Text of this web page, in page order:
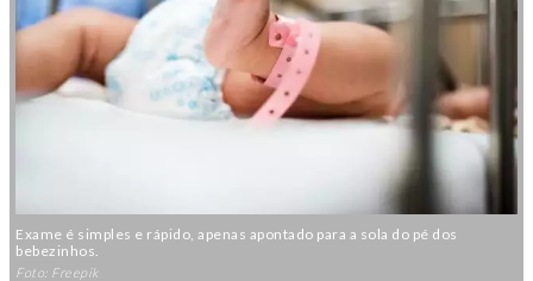
Exame é simples e rápido, apenas apontado para a sola do pé dos
bebezinhos.
Foto: Freepik